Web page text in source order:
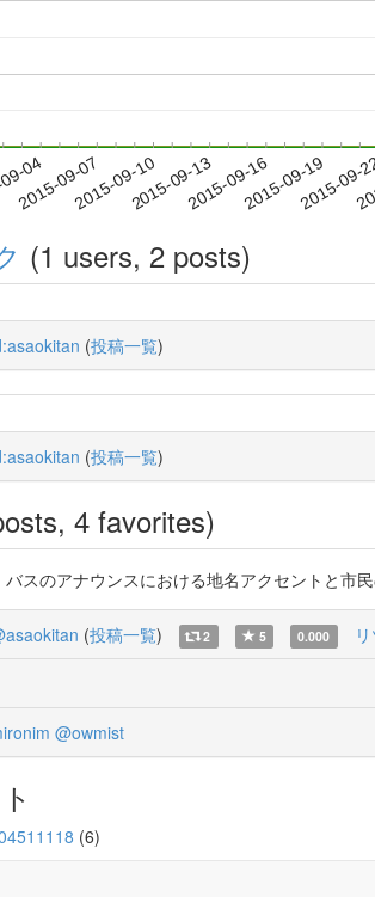
04
2015-09-072015-09-102015-09-132015-09-162015-09-19
2015-
(1 users, 2 posts)
(投稿一覧)
(投稿一覧)
4 favorites)
スのアナウンスにおける地名アクセントと市
(投稿一覧) 2 5 0.000
@owmist
(6)